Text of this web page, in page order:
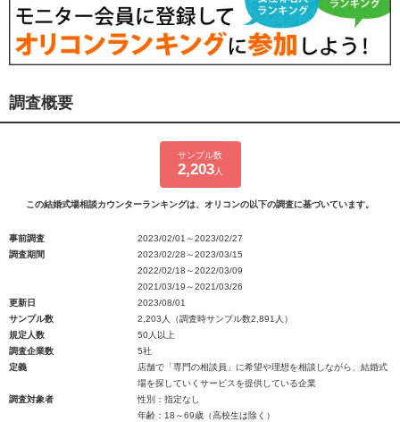
調査概要
サンプル数
2,203人
この結婚式場相談カウンターランキングは、オリコンの以下の調査に基づいています。
事前調査
2023/02/01～2023/02/27
調査期間
2023/02/28～2023/03/15
2022/02/18～2022/03/09
2021/03/19～2021/03/26
更新日
2023/08/01
サンプル数
2,203人（調査時サンプル数2,891人）
規定人数
50人以上
調査企業数
5社
定義
店舗で「専門の相談員」に希望や理想を相談しながら、結婚式
場を探していくサービスを提供している企業
調査対象者
性別：指定なし
年齢：18～69歳（高校生は除く）